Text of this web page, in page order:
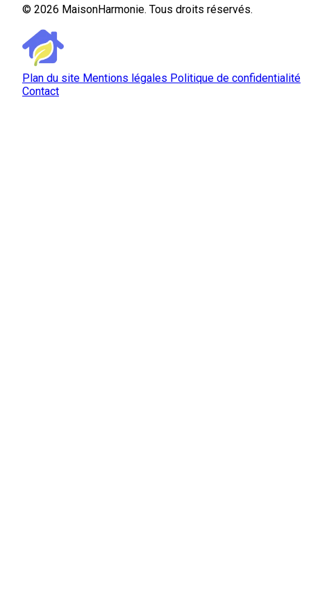
© 2026 MaisonHarmonie. Tous droits réservés.
Plan du site Mentions légales Politique de confidentialité
Contact